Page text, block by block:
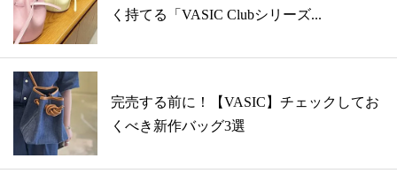
く持てる「VASIC Clubシリーズ...
完売する前に！【VASIC】チェックしてお
くべき新作バッグ3選